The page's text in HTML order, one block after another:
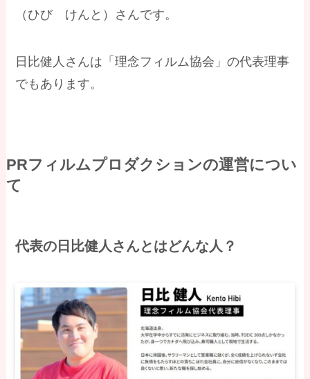
（ひび けんと）さんです。
日比健人さんは「理念フィルム協会」の代表理事
でもあります。
PRフィルムプロダクションの運営につい
て
代表の日比健人さんとはどんな人？